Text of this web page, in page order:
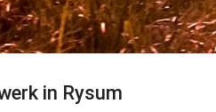
in Rysum